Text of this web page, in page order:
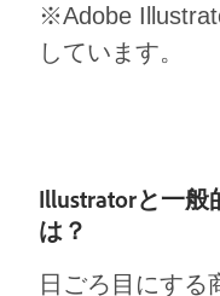
※Adobe
しています。
Illustratorと一般
は？
日ごろ目にする